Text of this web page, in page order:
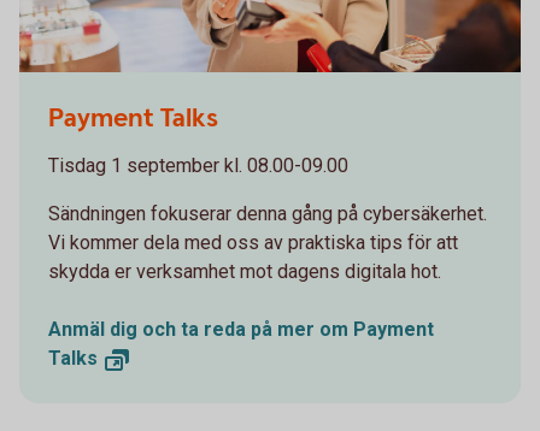
Payment Talks
Tisdag 1 september kl. 08.00-09.00
Sändningen fokuserar denna gång på cybersäkerhet.
Vi kommer dela med oss av praktiska tips för att
skydda er verksamhet mot dagens digitala hot.
Anmäl dig och ta reda på mer om Payment
Talks